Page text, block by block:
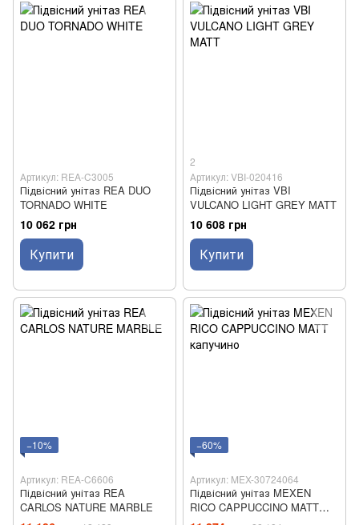
Артикул: REA-C3005
Підвісний унітаз REA DUO
TORNADO WHITE
10 062 грн
Купити
2
Артикул: VBI-020416
Підвісний унітаз VBI
VULCANO LIGHT GREY MATT
10 608 грн
Купити
−10%
Артикул: REA-C6606
Підвісний унітаз REA
CARLOS NATURE MARBLE
−60%
Артикул: MEX-30724064
Підвісний унітаз MEXEN
RICO CAPPUCCINO MATT
капучино